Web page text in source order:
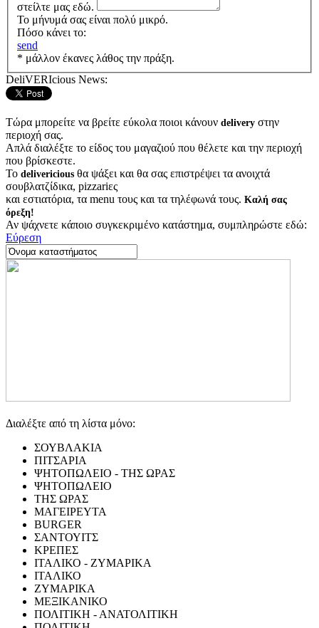
στείλτε μας εδώ.
Το μήνυμά σας είναι πολύ μικρό.
Πόσο κάνει το:
send
* μάλλον έκανες λάθος την πράξη.
DeliVERIcious News:
Τώρα μπορείτε να βρείτε εύκολα ποιοι κάνουν delivery στην
περιοχή σας.
Απλά διαλέξτε το είδος του μαγαζιού που θέλετε και την περιοχή
που βρίσκεστε.
Το delivericious θα ψάξει και θα σας επιστρέψει τα ανοιχτά
σουβλατζίδικα, pizzariες
και εστιατόρια, τα menu τους και τα τηλέφωνά τους. Καλή σας
όρεξη!
Αν ψάχνετε κάποιο συγκεκριμένο κατάστημα, συμπληρώστε εδώ:
Εύρεση
Διαλέξτε από τη λίστα μόνο:
ΣΟΥΒΛΑΚΙΑ
ΠΙΤΣΑΡΙΑ
ΨΗΤΟΠΩΛΕΙΟ - ΤΗΣ ΩΡΑΣ
ΨΗΤΟΠΩΛΕΙΟ
ΤΗΣ ΩΡΑΣ
ΜΑΓΕΙΡΕΥΤΑ
BURGER
ΣΑΝΤΟΥΙΤΣ
ΚΡΕΠΕΣ
ΙΤΑΛΙΚΟ - ΖΥΜΑΡΙΚΑ
ΙΤΑΛΙΚΟ
ΖΥΜΑΡΙΚΑ
ΜΕΞΙΚΑΝΙΚΟ
ΠΟΛΙΤΙΚΗ - ΑΝΑΤΟΛΙΤΙΚΗ